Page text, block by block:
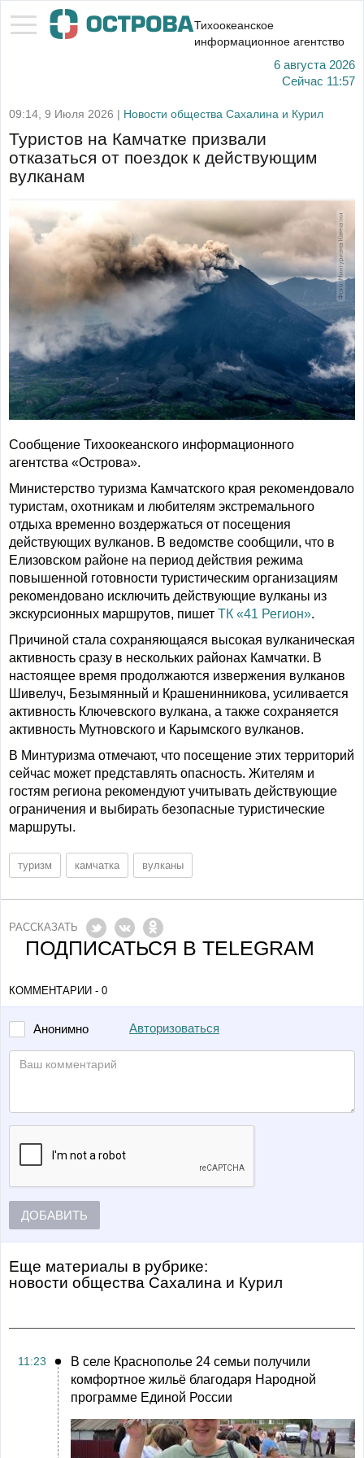
Тихоокеанское
информационное агентство
6 августа 2026
Сейчас 11:57
09:14, 9 Июля 2026 | Новости общества Сахалина и Курил
Туристов на Камчатке призвали
отказаться от поездок к действующим
вулканам
Сообщение Тихоокеанского информационного
агентства «Острова».
Министерство туризма Камчатского края рекомендовало
туристам, охотникам и любителям экстремального
отдыха временно воздержаться от посещения
действующих вулканов. В ведомстве сообщили, что в
Елизовском районе на период действия режима
повышенной готовности туристическим организациям
рекомендовано исключить действующие вулканы из
экскурсионных маршрутов, пишет ТК «41 Регион».
Причиной стала сохраняющаяся высокая вулканическая
активность сразу в нескольких районах Камчатки. В
настоящее время продолжаются извержения вулканов
Шивелуч, Безымянный и Крашенинникова, усиливается
активность Ключевского вулкана, а также сохраняется
активность Мутновского и Карымского вулканов.
В Минтуризма отмечают, что посещение этих территорий
сейчас может представлять опасность. Жителям и
гостям региона рекомендуют учитывать действующие
ограничения и выбирать безопасные туристические
маршруты.
туризм камчатка вулканы
РАССКАЗАТЬ
ПОДПИСАТЬСЯ В TELEGRAM
КОММЕНТАРИИ - 0
Анонимно Авторизоваться
ДОБАВИТЬ
Еще материалы в рубрике:
Новости общества Сахалина и Курил
11:23
В селе Краснополье 24 семьи получили
комфортное жильё благодаря Народной
программе Единой России